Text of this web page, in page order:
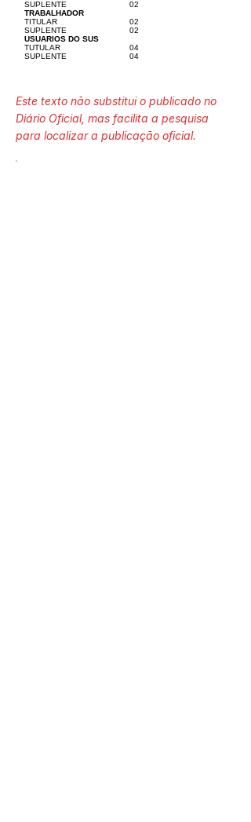
SUPLENTE
02
TRABALHADOR
TITULAR
02
SUPLENTE
02
USUARIOS DO SUS
TUTULAR
04
SUPLENTE
04
Este texto não substitui o publicado no
Diário Oficial, mas facilita a pesquisa
para localizar a publicação oficial.